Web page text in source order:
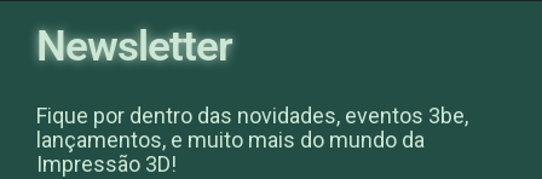
Newsletter
Fique por dentro das novidades, eventos 3be,
lançamentos, e muito mais do mundo da
Impressão 3D!